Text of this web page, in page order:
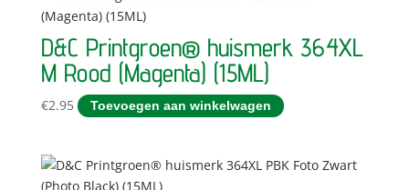
D&C Printgroen® huismerk 364XL
M Rood (Magenta) (15ML)
€2.95 Toevoegen aan winkelwagen